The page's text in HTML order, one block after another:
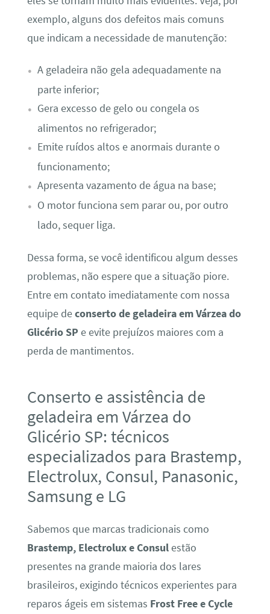
exemplo, alguns dos defeitos mais comuns
que indicam a necessidade de manutenção:
A geladeira não gela adequadamente na
parte inferior;
Gera excesso de gelo ou congela os
alimentos no refrigerador;
Emite ruídos altos e anormais durante o
funcionamento;
Apresenta vazamento de água na base;
O motor funciona sem parar ou, por outro
lado, sequer liga.
Dessa forma, se você identificou algum desses
problemas, não espere que a situação piore.
Entre em contato imediatamente com nossa
equipe deconserto de geladeira em Várzea do
Glicério SP e evite prejuízos maiores com a
perda de mantimentos.
Conserto e assistência de
geladeira em Várzea do
Glicério SP: técnicos
especializados para Brastemp,
Electrolux, Consul, Panasonic,
Samsung e LG
Sabemos que marcas tradicionais como
Brastemp, Electrolux e Consulestão
presentes na grande maioria dos lares
brasileiros, exigindo técnicos experientes para
reparos ágeis em sistemas Frost Free e Cycle